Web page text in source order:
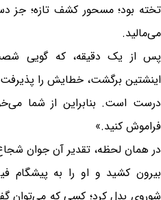
تخته بود؛ مسحور کشف تازه؛ جز
می‌مالید.
پس از یک دقیقه، که گویی
اینشتین برگشت، خطایش را
درست است. بنابراین از شما
فراموش کنید.»
بیرون کشید و او را به پیشگام
شوروی بدل کرد؛ کسی که می‌توان